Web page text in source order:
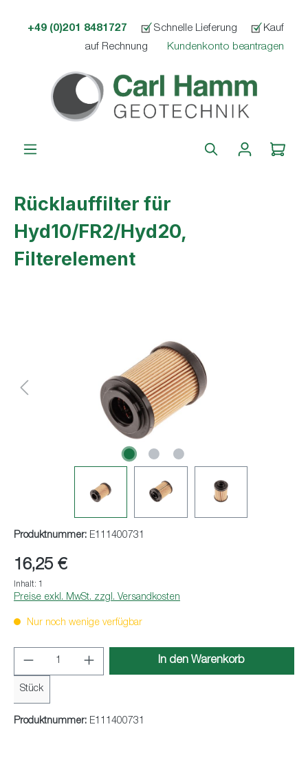
+49 (0)201 8481727 Schnelle Lieferung
Kauf
auf Rechnung
Kundenkonto beantragen
Rücklauffilter für
Hyd10/FR2/Hyd20,
Filterelement
Produktnummer: E111400731
16,25 €
Inhalt: 1
Preise exkl. MwSt. zzgl. Versandkosten
Nur noch wenige verfügbar
Produkt Anzahl: Gib den gewünschten
Stück
In den Warenkorb
Produktnummer: E111400731